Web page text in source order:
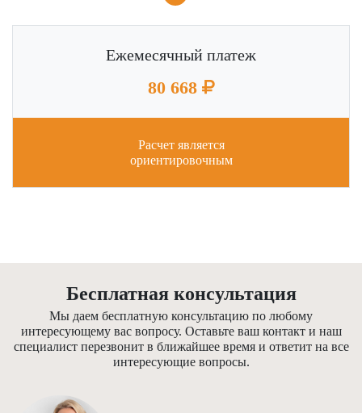
Ежемесячный платеж
80 668
Расчет является
ориентировочным
Бесплатная консультация
Мы даем бесплатную консультацию по любому
интересующему вас вопросу. Оставьте ваш контакт и наш
специалист перезвонит в ближайшее время и ответит на все
интересующие вопросы.